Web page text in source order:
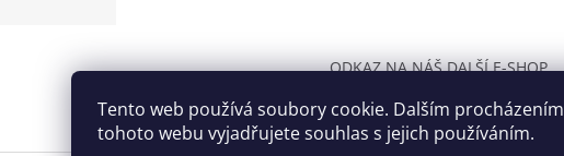
Tento web používá soubory cookie. Dalším procházením
tohoto webu vyjadřujete souhlas s jejich používáním.
ODKAZ NA NÁŠ DALŠÍ E-SHOP